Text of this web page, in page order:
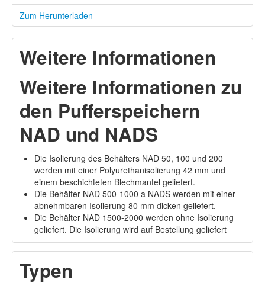
Zum Herunterladen
Weitere Informationen
Weitere Informationen zu
den Pufferspeichern
NAD und NADS
Die Isolierung des Behälters NAD 50, 100 und 200
werden mit einer Polyurethanisolierung 42 mm und
einem beschichteten Blechmantel geliefert.
Die Behälter NAD 500-1000 a NADS werden mit einer
abnehmbaren Isolierung 80 mm dicken geliefert.
Die Behälter NAD 1500-2000 werden ohne Isolierung
geliefert. Die Isolierung wird auf Bestellung geliefert
Typen